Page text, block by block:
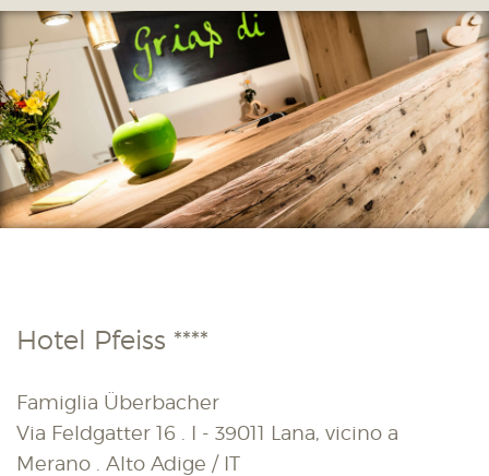
Hotel Pfeiss ****
Famiglia Überbacher
Via Feldgatter 16 . I - 39011 Lana, vicino a
Merano . Alto Adige / IT